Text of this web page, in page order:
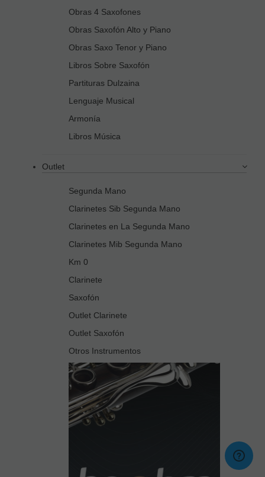
Obras 4 Saxofones
Obras Saxofón Alto y Piano
Obras Saxo Tenor y Piano
Libros Sobre Saxofón
Partituras Dulzaina
Lenguaje Musical
Armonía
Libros Música
Outlet
Segunda Mano
Clarinetes Sib Segunda Mano
Clarinetes en La Segunda Mano
Clarinetes Mib Segunda Mano
Km 0
Clarinete
Saxofón
Outlet Clarinete
Outlet Saxofón
Otros Instrumentos